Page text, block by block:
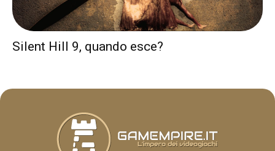
Silent Hill 9, quando esce?